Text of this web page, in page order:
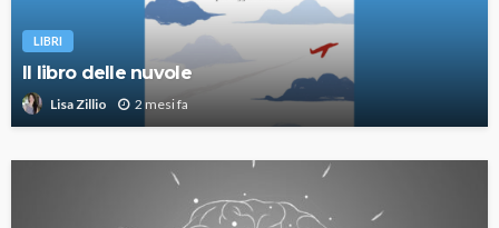
LIBRI
Il libro delle nuvole
Lisa Zillio 2 mesi fa